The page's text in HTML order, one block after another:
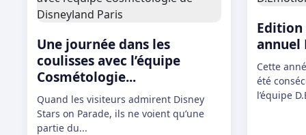
Une journée dans les
coulisses avec l’équipe
Cosmétologie...
Quand les visiteurs admirent Disney
Stars on Parade, ils ne voient qu’une
partie du...
Edition
annuel
Cette
été
l’équipe